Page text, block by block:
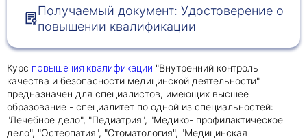
Получаемый документ: Удостоверение о
повышении квалификации
Курс повышения квалификации "Внутренний контроль
качества и безопасности медицинской деятельности"
предназначен для специалистов, имеющих высшее
образование - специалитет по одной из специальностей:
"Лечебное дело", "Педиатрия", "Медико- профилактическое
дело", "Остеопатия", "Стоматология", "Медицинская
Получить консультацию
Приложите документы
Получить консультацию
Даю согласие наобработку персональных
данныхиe-mail рассылку